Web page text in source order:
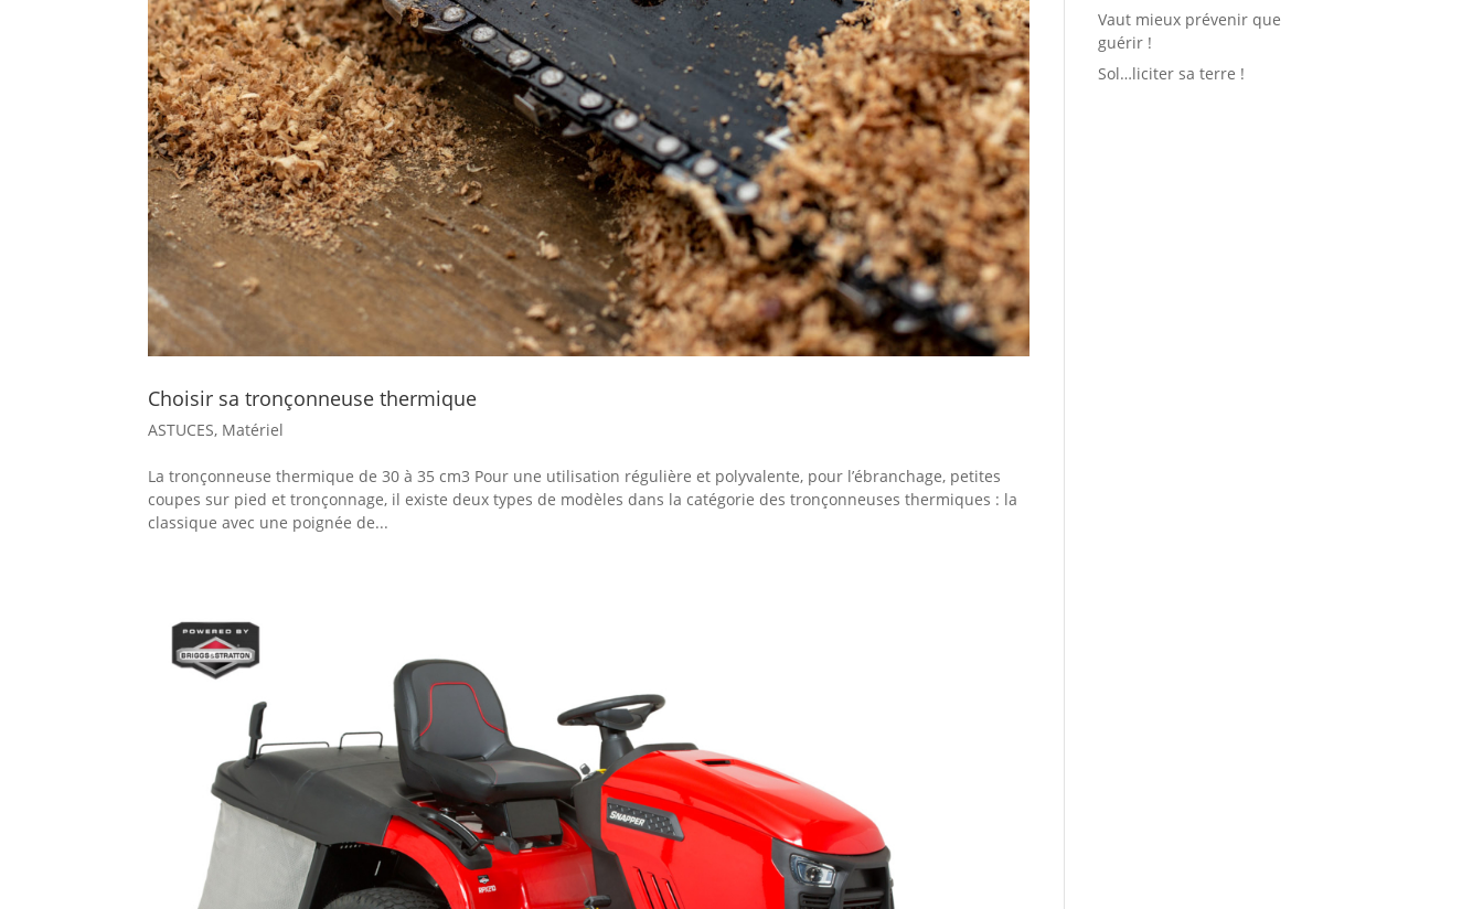
Choisir sa tronçonneuse thermique
ASTUCES, Matériel
La tronçonneuse thermique de 30 à 35 cm3 Pour une utilisation régulière et polyvalente, pour l’ébranchage, petites
coupes sur pied et tronçonnage, il existe deux types de modèles dans la catégorie des tronçonneuses thermiques : la
classique avec une poignée de...
Vaut mieux prévenir que
guérir !
Sol…liciter sa terre !